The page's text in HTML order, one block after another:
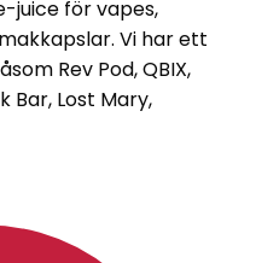
juice för vapes,
Vi har ett
Rev Pod, QBIX,
Bar, Lost Mary,